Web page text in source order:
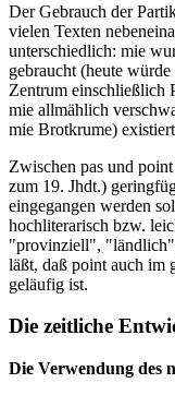
Der Gebrauch der
vielen Texten
unterschiedlich: mie
gebraucht (heute
Zentrum einschließlich
mie allmählich
mie Brotkrume)
Zwischen pas und
zum 19. Jhdt.)
eingegangen werden
hochliterarisch bzw.
"provinziell",
läßt, daß point auch im
geläufig ist.
Die zeitliche
Die Verwendung des